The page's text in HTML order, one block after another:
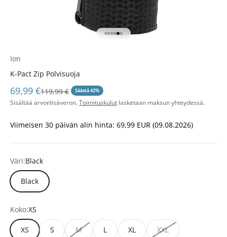
Siirry kohteeseen 1
Siirry kohteeseen 2
Siirry kohteeseen 3
Siirry kohteeseen 4
Siirry kohteeseen 5
Siirry kohteeseen 6
Ion
K-Pact Zip Polvisuoja
Alennushinta
69,99 €Normaali hinta
119,99 € Säästä 42%
Sisältää arvonlisäveron.Toimituskulut lasketaan maksun yhteydessä.
Viimeisen 30 päivän alin hinta: 69,99 EUR (09.08.2026)
Väri:Black
Black
Koko:XS
XS S M L XL XXL